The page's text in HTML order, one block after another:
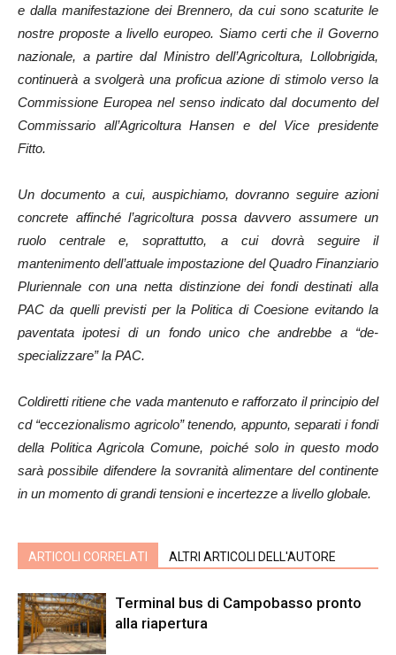
e dalla manifestazione dei Brennero, da cui sono scaturite le
nostre proposte a livello europeo. Siamo certi che il Governo
nazionale, a partire dal Ministro dell’Agricoltura, Lollobrigida,
continuerà a svolgerà una proficua azione di stimolo verso la
Commissione Europea nel senso indicato dal documento del
Commissario all’Agricoltura Hansen e del Vice presidente
Fitto.
Un documento a cui, auspichiamo, dovranno seguire azioni
concrete affinché l’agricoltura possa davvero assumere un
ruolo centrale e, soprattutto, a cui dovrà seguire il
mantenimento dell’attuale impostazione del Quadro Finanziario
Pluriennale con una netta distinzione dei fondi destinati alla
PAC da quelli previsti per la Politica di Coesione evitando la
paventata ipotesi di un fondo unico che andrebbe a “de-
specializzare” la PAC.
Coldiretti ritiene che vada mantenuto e rafforzato il principio del
cd “eccezionalismo agricolo” tenendo, appunto, separati i fondi
della Politica Agricola Comune, poiché solo in questo modo
sarà possibile difendere la sovranità alimentare del continente
in un momento di grandi tensioni e incertezze a livello globale.
ARTICOLI CORRELATI ALTRI ARTICOLI DELL'AUTORE
Terminal bus di Campobasso pronto
alla riapertura